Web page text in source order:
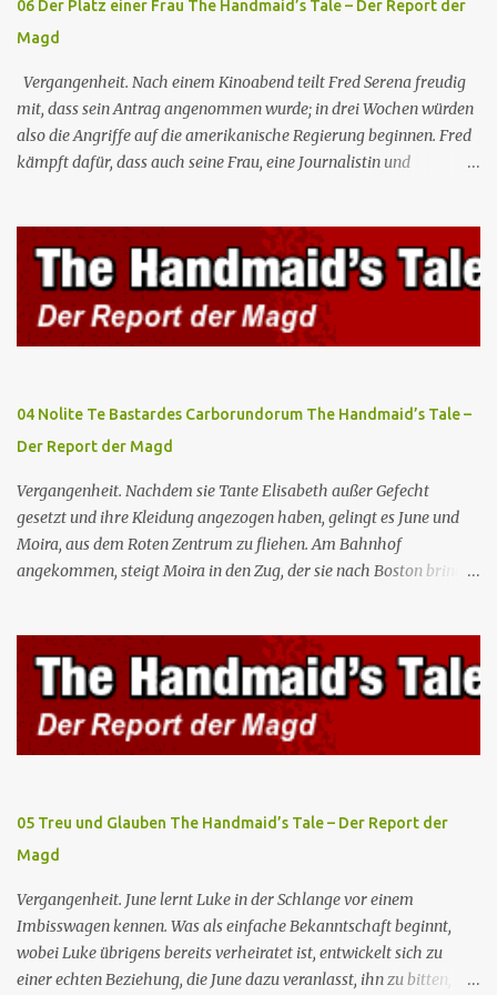
06 Der Platz einer Frau The Handmaid’s Tale – Der Report der
Magd
Vergangenheit. Nach einem Kinoabend teilt Fred Serena freudig
mit, dass sein Antrag angenommen wurde; in drei Wochen würden
also die Angriffe auf die amerikanische Regierung beginnen. Fred
kämpft dafür, dass auch seine Frau, eine Journalistin und
Teilnahme von Frauen weiterhin entschieden ab. Gegenwart. Die
Waterfords beherbergen eine Delegation aus Mexiko, um ein für
Gilead lebenswichtiges Handelsabkommen zu unterzeichnen.
Botschafterin Castillo konfrontiert Serena mit ihrem Buch „Der
Platz einer Frau”, das als Manifest von Gilead gilt und einen
oberstes Gut die Fortpflanzung ist. June und andere Mägde werden
wo Serena stolz die „Kinder von Gilead” vorstellt. June nutzt die
Gelegenheit, mit Castillo unter vier Augen zu sprechen, ...
04 Nolite Te Bastardes Carborundorum The Handmaid’s Tale –
Der Report der Magd
Vergangenheit. Nachdem sie Tante Elisabeth außer Gefecht
gesetzt und ihre Kleidung angezogen haben, gelingt es June und
Moira, aus dem Roten Zentrum zu fliehen. Am Bahnhof
angekommen, steigt Moira in den Zug, der sie nach Boston bringen
Elisabeth sie mit der Peitsche bestraft. Gegenwart. June ist seit
dreizehn Tagen in ihrem Zimmer eingesperrt und entdeckt im
Kleiderschrank die Inschrift „Nolite te bastardes carborundorum”,
die wahrscheinlich von der Magd Difred hinterlassen wurde, die
vor ihr dort war. In Erwartung der Zeremonie bringt Serena June
Fred unfruchtbar ist und nur sie für eine ausbleibende
Schwangerschaft verantwortlich gemacht würde. June lehnt ab,
auch wenn dies das Scheitern der Zeremonie bedeutet. Während
des versprochenen Scrabble-Spiels fragt June Fred nach der
Bedeutung des lat...
05 Treu und Glauben The Handmaid’s Tale – Der Report der
Magd
Vergangenheit. June lernt Luke in der Schlange vor einem
Imbisswagen kennen. Was als einfache Bekanntschaft beginnt,
wobei Luke übrigens bereits verheiratet ist, entwickelt sich zu
einer echten Beziehung, die June dazu veranlasst, ihn zu bitten,